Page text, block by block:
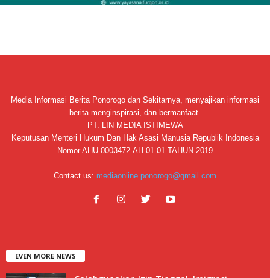
Media Informasi Berita Ponorogo dan Sekitarnya, menyajikan informasi
berita menginspirasi, dan bermanfaat.
PT. LIN MEDIA ISTIMEWA
Keputusan Menteri Hukum Dan Hak Asasi Manusia Republik Indonesia
Nomor AHU-0003472.AH.01.01.TAHUN 2019
Contact us: mediaonline.ponorogo@gmail.com
EVEN MORE NEWS